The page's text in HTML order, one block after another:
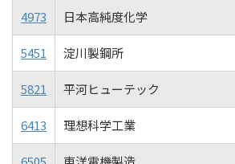
4973 日本高純度化学
5451 淀川製鋼所
5821 平河ヒューテック
6413 理想科学工業